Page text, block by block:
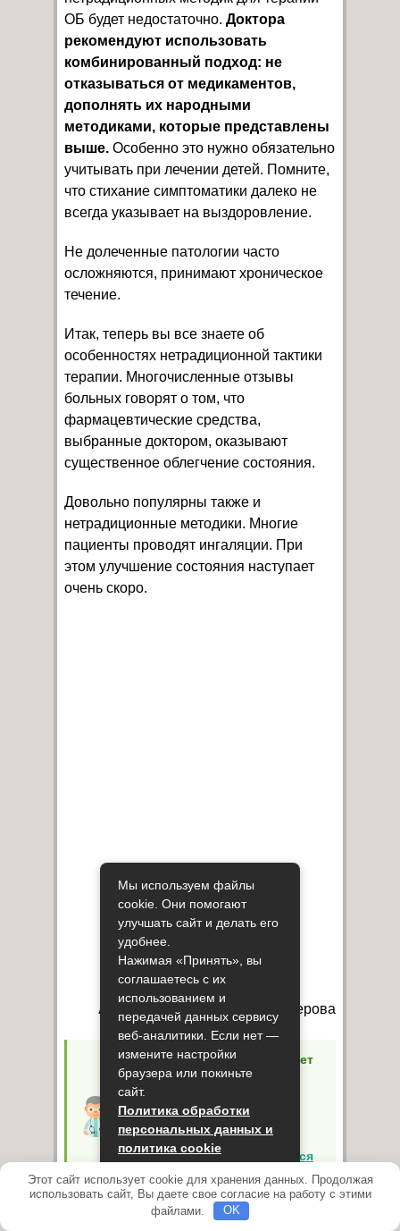
ОБ будет недостаточно. Доктора
рекомендуют использовать
комбинированный подход: не
отказываться от медикаментов,
дополнять их народными
методиками, которые представлены
выше. Особенно это нужно обязательно
учитывать при лечении детей. Помните,
что стихание симптоматики далеко не
всегда указывает на выздоровление.
Не долеченные патологии часто
осложняются, принимают хроническое
течение.
Итак, теперь вы все знаете об
особенностях нетрадиционной тактики
терапии. Многочисленные отзывы
больных говорят о том, что
фармацевтические средства,
выбранные доктором, оказывают
существенное облегчение состояния.
Довольно популярны также и
нетрадиционные методики. Многие
пациенты проводят ингаляции. При
этом улучшение состояния наступает
очень скоро.
Автор публикации: Анна Умерова
Помните!Самолечение может
вызвать неисправимые
последствия для Вашего
здоровья! При первых
симптомах заболевания мы
рекомендуем
незамедлительно
обратиться
к специалисту
Похожие Статьи:
Мы используем файлы
cookie. Они помогают
улучшать сайт и делать его
удобнее.
Нажимая «Принять», вы
соглашаетесь с их
использованием и
передачей данных сервису
веб-аналитики. Если нет —
измените настройки
браузера или покиньте
сайт.
Политика обработки
персональных данных и
политика cookie
Принять
Этот сайт использует cookie для хранения данных. Продолжая
использовать сайт, Вы даете свое согласие на работу с этими
файлами.
OK